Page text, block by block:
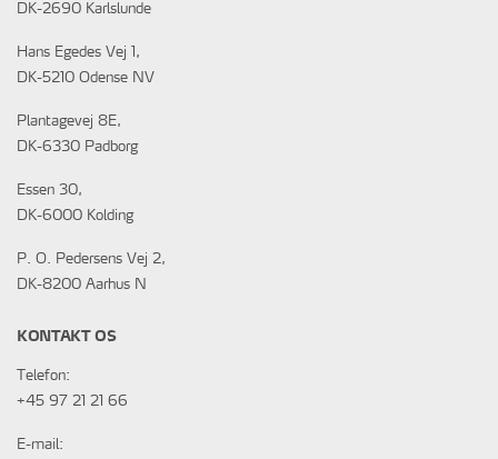
DK-2690 Karlslunde
Hans Egedes Vej 1,
DK-5210 Odense NV
Plantagevej 8E,
DK-6330 Padborg
Essen 30,
DK-6000 Kolding
P. O. Pedersens Vej 2,
DK-8200 Aarhus N
KONTAKT OS
Telefon:
+45 97 21 21 66
E-mail: